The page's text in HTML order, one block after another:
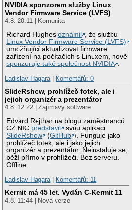
NVIDIA sponzorem služby Linux
Vendor Firmware Service (LVFS)
4.8. 20:11 | Komunita
Richard Hughesoznámil
, že službu
Linux Vendor Firmware Service (LVFS)
umožňující aktualizovat firmware
zařízení na počítačích s Linuxem, nově
sponzoruje také společnost NVIDIA .
Ladislav Hagara| Komentářů: 0
SlideRshow, prohlížeč fotek, ale i
jejich organizér a prezentátor
4.8. 12:22 | Zajímavý software
Edvard Rejthar na blogu zaměstnanců
CZ.NIC představil
svou aplikaci
SlideRshow
(GitHub ). Funguje jako
prohlížeč fotek, ale i jako jejich
organizér a prezentátor. Neinstaluje se,
běží přímo v prohlížeči. Bez serveru.
Offline.
Ladislav Hagara| Komentářů: 11
Kermit má 45 let. Vydán C-Kermit 11
4.8. 11:44 | Nová verze